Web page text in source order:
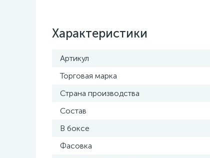
Характеристики
Артикул
Торговая марка
Страна производства
Состав
В боксе
Фасовка